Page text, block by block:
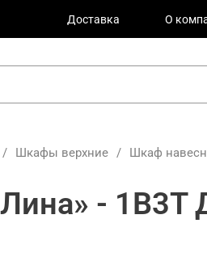
Доставка О
/ Шкафы верхние / Шкаф
- 1В3Т